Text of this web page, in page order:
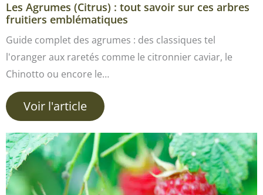
Les Agrumes (Citrus) : tout savoir sur ces arbres
fruitiers emblématiques
Guide complet des agrumes : des classiques tel
l'oranger aux raretés comme le citronnier caviar, le
Chinotto ou encore le…
Voir l'article